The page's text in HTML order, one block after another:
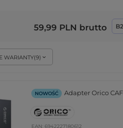
WARIANTY(9)
59,99 PLN brutto
NOWOŚĆ Adapter Orico
EAN: 6942227180612